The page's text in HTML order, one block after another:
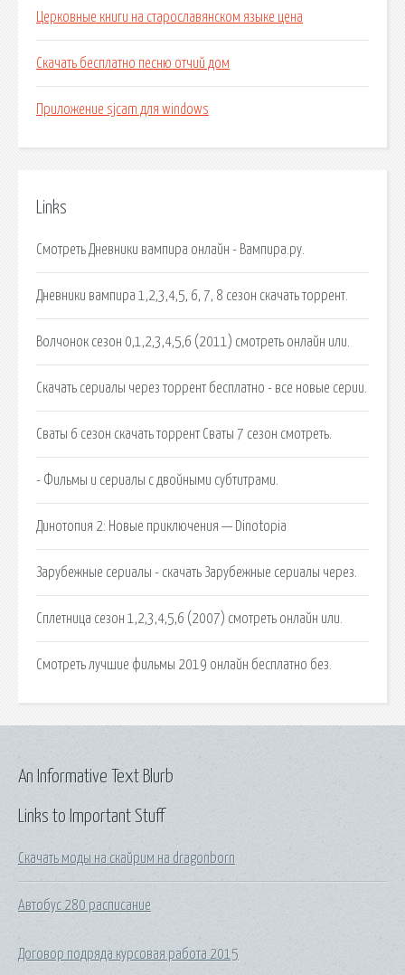
Церковные книги на старославянском языке цена
Скачать бесплатно песню отчий дом
Приложение sjcam для windows
Links
Смотреть Дневники вампира онлайн - Вампира.ру.
Дневники вампира 1,2,3,4,5, 6, 7, 8 сезон скачать торрент.
Волчонок сезон 0,1,2,3,4,5,6 (2011) смотреть онлайн или.
Скачать сериалы через торрент бесплатно - все новые серии.
Сваты 6 сезон скачать торрент Сваты 7 сезон смотреть.
- Фильмы и сериалы с двойными субтитрами.
Динотопия 2: Новые приключения — Dinotopia
Зарубежные сериалы - скачать Зарубежные сериалы через.
Сплетница сезон 1,2,3,4,5,6 (2007) смотреть онлайн или.
Смотреть лучшие фильмы 2019 онлайн бесплатно без.
Links to Important Stuff
Скачать моды на скайрим на dragonborn
Автобус 280 расписание
Договор подряда курсовая работа 2015
An Informative Text Blurb